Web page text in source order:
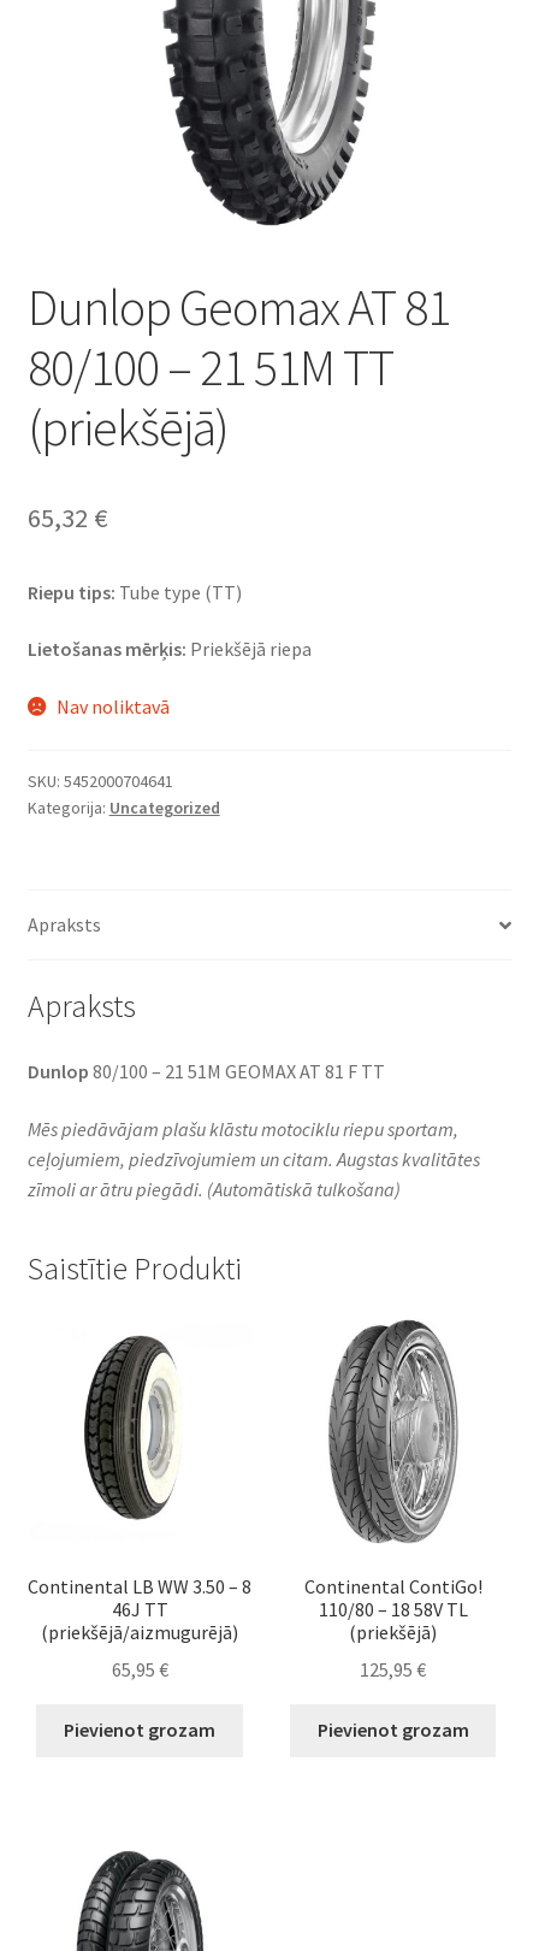
Dunlop Geomax AT 81
80/100 – 21 51M TT
(priekšējā)
65,32 €
Riepu tips: Tube type (TT)
Lietošanas mērķis: Priekšējā riepa
Nav noliktavā
SKU: 5452000704641
Kategorija: Uncategorized
Apraksts
Apraksts
Dunlop 80/100 – 21 51M GEOMAX AT 81 F TT
Mēs piedāvājam plašu klāstu motociklu riepu sportam,
ceļojumiem, piedzīvojumiem un citam. Augstas kvalitātes
zīmoli ar ātru piegādi. (Automātiskā tulkošana)
Saistītie Produkti
Continental LB WW 3.50 – 8
46J TT
(priekšējā/aizmugurējā)
65,95 €
Pievienot grozam
Continental ContiGo!
110/80 – 18 58V TL
(priekšējā)
125,95€
Pievienot grozam